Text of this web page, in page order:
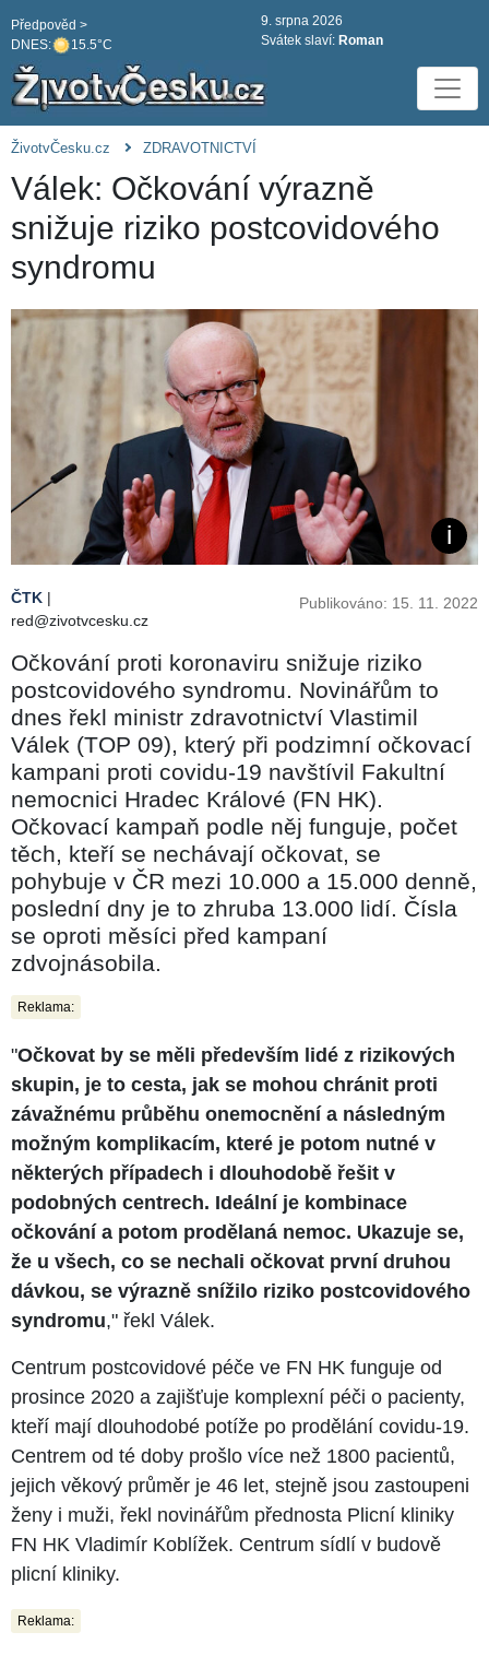
DNES: 15.5°C
Předpověd >
9. srpna 2026
Svátek slaví: Roman
ŽivotvČesku.cz ZDRAVOTNICTVÍ
Válek: Očkování výrazně
snižuje riziko postcovidového
syndromu
ČTK |
red@zivotvcesku.cz
Publikováno: 15. 11. 2022
Očkování proti koronaviru snižuje riziko
postcovidového syndromu. Novinářům to
dnes řekl ministr zdravotnictví Vlastimil
Válek (TOP 09), který při podzimní očkovací
kampani proti covidu-19 navštívil Fakultní
nemocnici Hradec Králové (FN HK).
Očkovací kampaň podle něj funguje, počet
těch, kteří se nechávají očkovat, se
pohybuje v ČR mezi 10.000 a 15.000 denně,
poslední dny je to zhruba 13.000 lidí. Čísla
se oproti měsíci před kampaní
zdvojnásobila.
Reklama:
"Očkovat by se měli především lidé z rizikových
skupin, je to cesta, jak se mohou chránit proti
závažnému průběhu onemocnění a následným
možným komplikacím, které je potom nutné v
některých případech i dlouhodobě řešit v
podobných centrech. Ideální je kombinace
očkování a potom prodělaná nemoc. Ukazuje se,
že u všech, co se nechali očkovat první druhou
dávkou, se výrazně snížilo riziko postcovidového
syndromu," řekl Válek.
Centrum postcovidové péče ve FN HK funguje od
prosince 2020 a zajišťuje komplexní péči o pacienty,
kteří mají dlouhodobé potíže po prodělání covidu-19.
Centrem od té doby prošlo více než 1800 pacientů,
jejich věkový průměr je 46 let, stejně jsou zastoupeni
ženy i muži, řekl novinářům přednosta Plicní kliniky
FN HK Vladimír Koblížek. Centrum sídlí v budově
plicní kliniky.
Reklama: